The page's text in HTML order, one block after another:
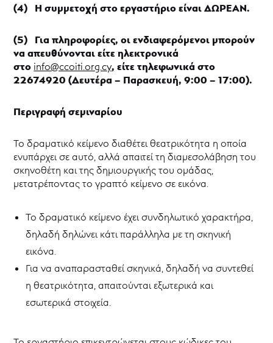
(4) Η συμμετοχή στο εργαστήριο είναιΔΩΡΕΑΝ.
(5) Για πληροφορίες, οι ενδιαφερόμενοι μπορούν
να απευθύνονται είτε ηλεκτρονικά
στο info@ccoiti.org.cy, είτε τηλεφωνικά στο
22674920 (Δευτέρα – Παρασκευή, 9:00 – 17:00).
Περιγραφή σεμιναρίου
Το δραματικό κείμενο διαθέτει θεατρικότητα η οποία
ενυπάρχει σε αυτό, αλλά απαιτεί τη διαμεσολάβηση του
σκηνοθέτη και της δημιουργικής του ομάδας,
μετατρέποντας το γραπτό κείμενο σε εικόνα.
Το δραματικό κείμενο έχει συνδηλωτικό χαρακτήρα,
δηλαδή δηλώνει κάτι παράλληλα με τη σκηνική
εικόνα.
Για να αναπαρασταθεί σκηνικά, δηλαδή να συντεθεί
η θεατρικότητα, απαιτούνται εξωτερικά και
εσωτερικά στοιχεία.